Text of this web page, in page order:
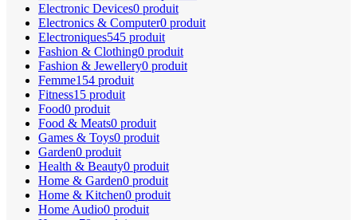
Electronic Devices0 produit
Electronics & Computer0 produit
Electroniques545 produit
Fashion & Clothing0 produit
Fashion & Jewellery0 produit
Femme154 produit
Fitness15 produit
Food0 produit
Food & Meats0 produit
Games & Toys0 produit
Garden0 produit
Health & Beauty0 produit
Home & Garden0 produit
Home & Kitchen0 produit
Home Audio0 produit